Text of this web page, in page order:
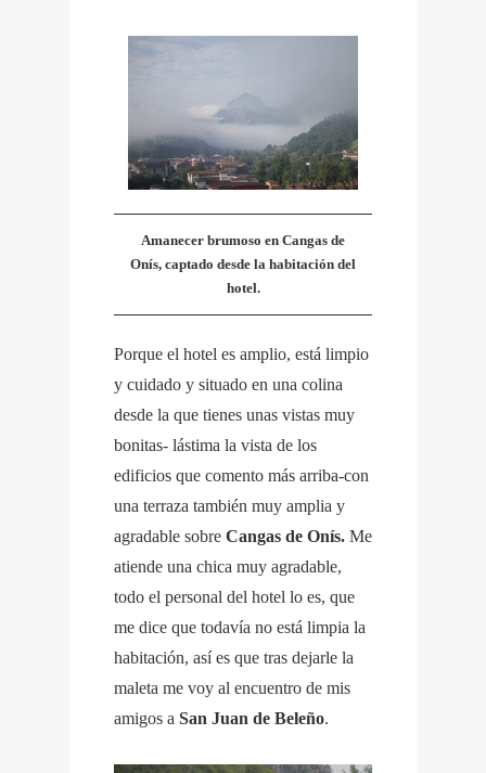
Amanecer brumoso en Cangas de
Onís, captado desde la habitación del
hotel.
Porque el hotel es amplio, está limpio
y cuidado y situado en una colina
desde la que tienes unas vistas muy
bonitas- lástima la vista de los
edificios que comento más arriba-con
una terraza también muy amplia y
agradable sobre Cangas de Onís. Me
atiende una chica muy agradable,
todo el personal del hotel lo es, que
me dice que todavía no está limpia la
habitación, así es que tras dejarle la
maleta me voy al encuentro de mis
amigos a San Juan de Beleño.